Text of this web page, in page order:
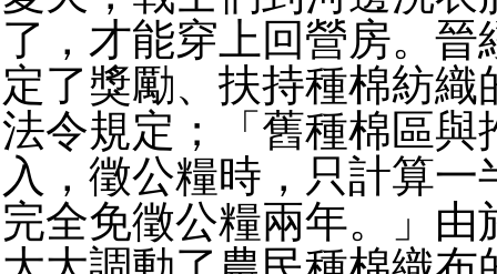
了，才能穿上回營房。晉
定了獎勵、扶持種棉紡織
法令規定；「舊種棉區與
入，徵公糧時，只計算一
完全免徵公糧兩年。」由